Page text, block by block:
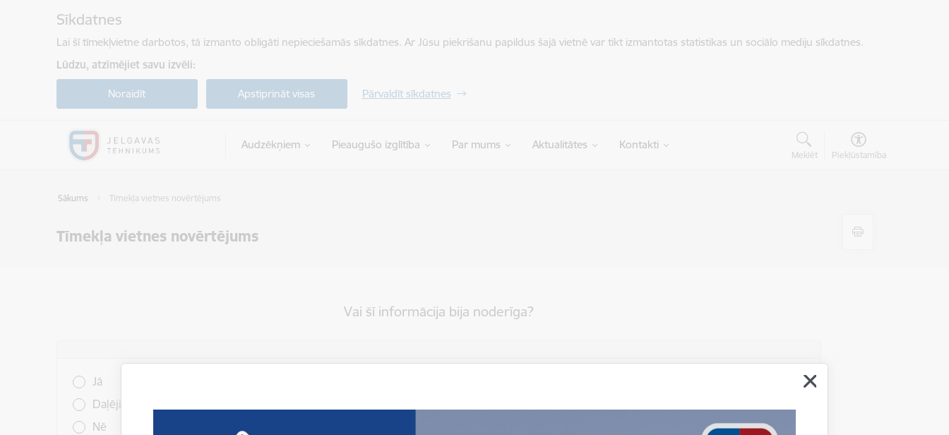
Sīkdatnes
Lai šī tīmekļvietne darbotos, tā izmanto obligāti nepieciešamās sīkdatnes. Ar Jūsu piekrišanu papildus šajā vietnē var tikt izmantotas statistikas un sociālo mediju sīkdatnes.
Lūdzu, atzīmējiet savu izvēli:
Noraidīt Apstiprināt visas Pārvaldīt sīkdatnes
Audzēkņiem Pieaugušo izglītība Par mums Aktualitātes Kontakti
Meklēt Piekļūstamība
Sākums Tīmekļa vietnes novērtējums
Tīmekļa vietnes novērtējums
Vai šī informācija bija noderīga?
Jā
Daļēji
Nē